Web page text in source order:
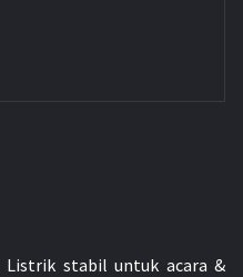
Listrik stabil untuk acara &